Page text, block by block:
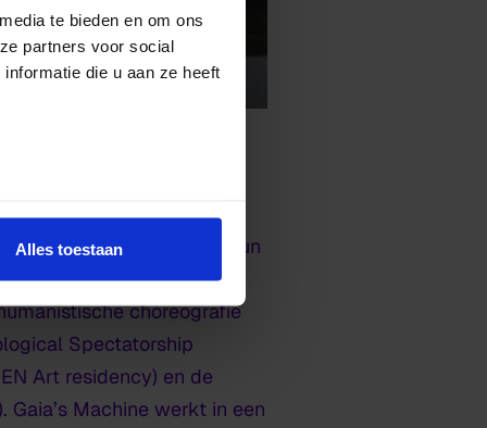
te bieden en om ons
partners voor social
die u aan ze heeft
Alles toestaan
kunst en ecologie. In hun
en domeinen zoals:
choreografie
Spectatorship
Art residency) en de
Machine werkt in een